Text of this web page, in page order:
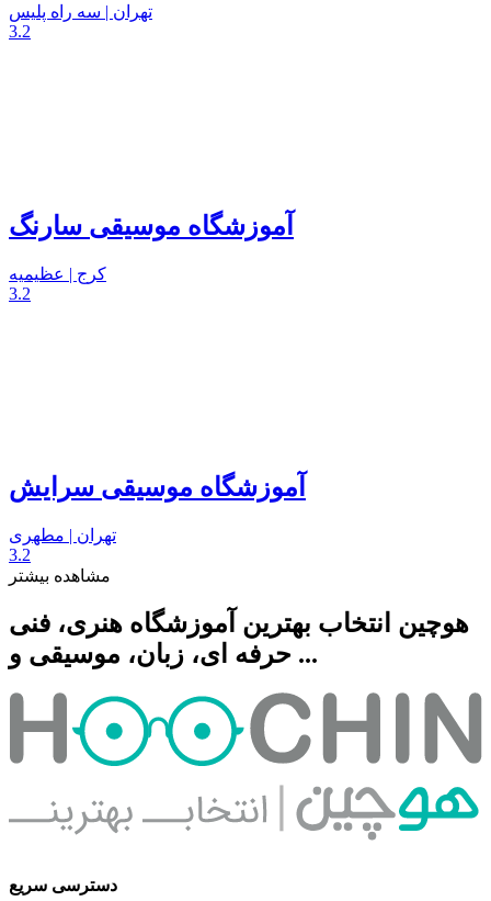
تهران | سه راه پلیس
3.2
آموزشگاه موسیقی سارنگ
کرج | عظیمیه
3.2
آموزشگاه موسیقی سرایش
تهران | مطهری
3.2
مشاهده بیشتر
هوچین انتخاب بهترین آموزشگاه هنری، فنی
حرفه ای، زبان، موسیقی و ...
دسترسی سریع